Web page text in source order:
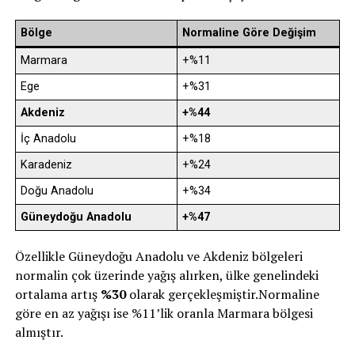
Bölge Normaline Göre Değişim
Marmara
+%11
Ege
+%31
Akdeniz
+%44
İç Anadolu
+%18
Karadeniz
+%24
Doğu Anadolu
+%34
Güneydoğu Anadolu
+%47
Özellikle Güneydoğu Anadolu ve Akdeniz bölgeleri
normalin çok üzerinde yağış alırken, ülke genelindeki
ortalama artış %30olarak gerçekleşmiştir.Normaline
göre en az yağışı ise %11’lik oranla Marmara bölgesi
almıştır.